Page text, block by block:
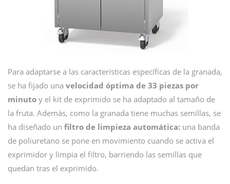
Para adaptarse a las características específicas de la granada,
se ha fijado una velocidad óptima de 33 piezas por
minuto y el kit de exprimido se ha adaptado al tamaño de
la fruta. Además, como la granada tiene muchas semillas, se
ha diseñado un filtro de limpieza automática: una banda
de poliuretano se pone en movimiento cuando se activa el
exprimidor y limpia el filtro, barriendo las semillas que
quedan tras el exprimido.